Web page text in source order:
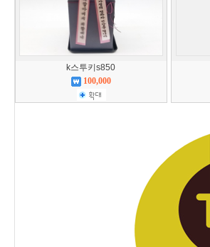
k스투키s850
100,000